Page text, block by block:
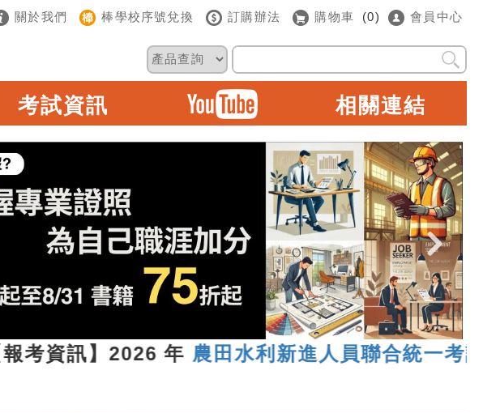
關於我們 棒學校序號兌換 訂購辦法 購物車 (0) 會員中心
考試資訊 相關連結
】2026 年農田水利新進人員聯合統一考試，